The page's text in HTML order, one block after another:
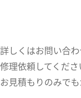
詳しくはお問い合
修理依頼してくださ
お見積もりのみでも